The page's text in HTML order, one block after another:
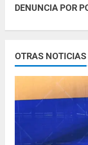
e
l
e
y
n
DENUNCIA POR
OTRAS NOTICIAS